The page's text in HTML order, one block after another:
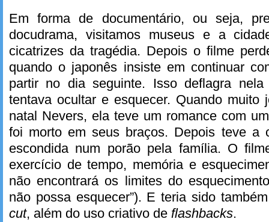
Em forma de documentário, ou seja,
docudrama, visitamos museus e a
cicatrizes da tragédia. Depois o filme
quando o japonês insiste em continuar
partir no dia seguinte. Isso deflagra nela
tentava ocultar e esquecer. Quando muito
natal Nevers, ela teve um romance com
foi morto em seus braços. Depois teve a
escondida num porão pela família. O
exercício de tempo, memória e
não encontrará os limites do
não possa esquecer”). E teria sido
cut, além do uso criativo de flashbacks.